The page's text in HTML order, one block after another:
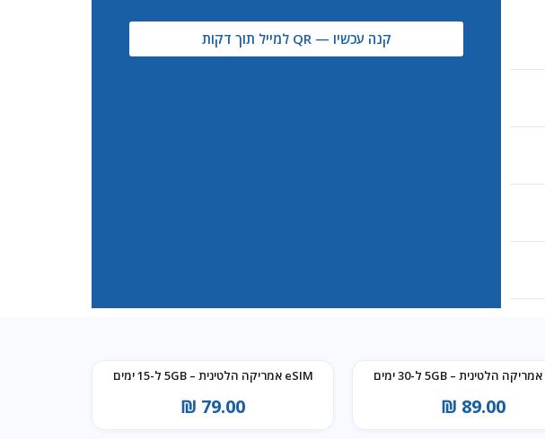
קנה עכשיו — QR למייל תוך דקות
89.00
₪
eSIM אמריקה הלטינית – 5GB ל-15 ימים
79.00
₪